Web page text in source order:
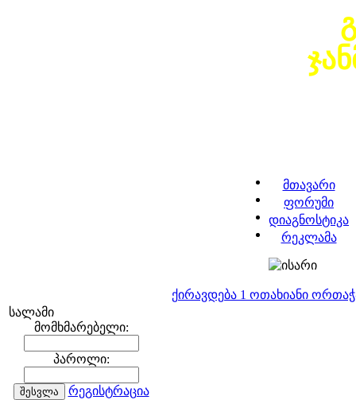
მთავარი
ფორუმი
დიაგნოსტიკა
რეკლამა
ქირავდება 1 ოთახიანი
სალამი
მომხმარებელი:
პაროლი:
რეგისტრაცია